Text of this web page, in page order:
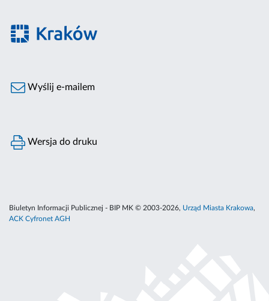
Wyślij e-mailem
Wersja do druku
Biuletyn Informacji Publicznej - BIP MK © 2003-2026, Urząd Miasta Krakowa,
ACK Cyfronet AGH